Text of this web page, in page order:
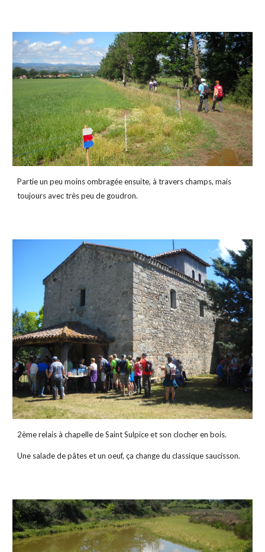
Partie un peu moins ombragée ensuite, à travers champs, mais
toujours avec très peu de goudron.
2ème relais à chapelle de Saint Sulpice et son clocher en bois.
Une salade de pâtes et un oeuf, ça change du classique saucisson.